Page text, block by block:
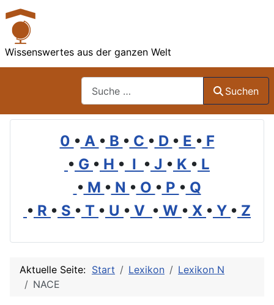
Wissenswertes aus der ganzen Welt
Suchen
0 • A • B • C • D • E • F
• G • H • I • J • K • L
• M • N • O • P • Q
• R • S • T • U • V • W • X • Y • Z
Aktuelle Seite: Start Lexikon
Lexikon N
NACE